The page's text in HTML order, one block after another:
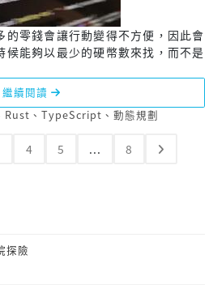
的零錢會讓行動變得不方便，因此會
候能夠以最少的硬幣數來找，而不是
繼續閱讀
Rust 、 TypeScript 、 動態規劃
4 5 ... 8
探險